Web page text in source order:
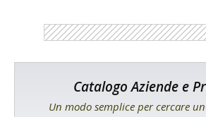
Catalogo Aziende e
Un modo semplice per cercare